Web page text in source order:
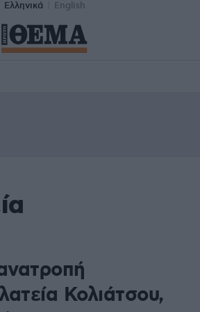
Ελληνικά English
Κολιάτσου,